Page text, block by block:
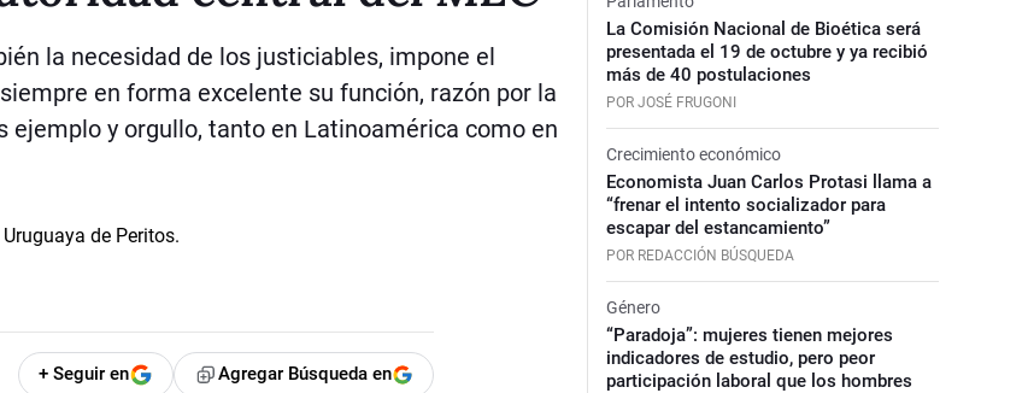
la necesidad de los justiciables, impone el
en forma excelente su función, razón por la
ejemplo y orgullo, tanto en Latinoamérica como en
+ Seguir en Agregar Búsqueda en
La Comisión Nacional de Bioética será
presentada el 19 de octubre y ya recibió
más de 40 postulaciones
POR JOSÉ FRUGONI
Crecimiento económico
Economista Juan Carlos Protasi llama a
“frenar el intento socializador para
escapar del estancamiento”
POR REDACCIÓN BÚSQUEDA
Género
“Paradoja”: mujeres tienen mejores
indicadores de estudio, pero peor
participación laboral que los hombres